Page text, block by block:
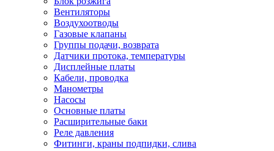
Вентиляторы
Воздухоотводы
Газовые клапаны
Группы подачи, возврата
Датчики протока, температуры
Дисплейные платы
Кабели, проводка
Манометры
Насосы
Основные платы
Расширительные баки
Реле давления
Фитинги, краны подпидки, слива